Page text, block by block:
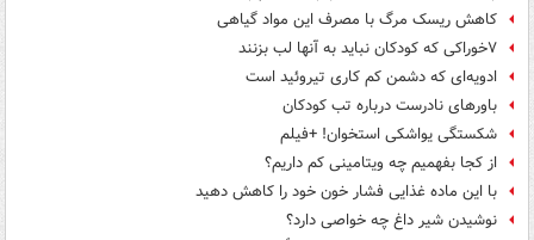
کاهش ریسک مرگ با مصرف این مواد گیاهی
۷خوراکی که کودکان نباید به آنها لب بزنند
ادویه‌ای که دشمن کم کاری تیروئید است
باورهای نادرست درباره تب کودکان
شکستگی یواشکی استخوان! +فیلم
از کجا بفهمیم چه ویتامینی کم داریم؟
با این ماده غذایی فشار خون خود را کاهش دهید
نوشیدن شیر داغ چه خواصی دارد؟